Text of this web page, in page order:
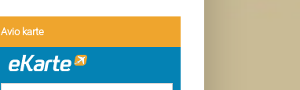
Avio karte